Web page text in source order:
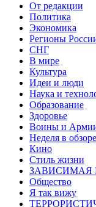
От редакции
Политика
Экономика
Регионы
СНГ
В мире
Культура
Идеи и люди
Наука и
Образование
Здоровье
Воины и
Неделя в обзоре
Кино
Стиль жизни
ЗАВИСИМАЯ
Общество
Я так вижу